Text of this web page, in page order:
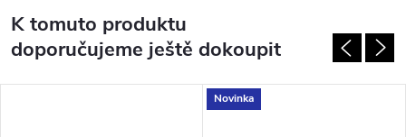
K tomuto produktu
doporučujeme ještě dokoupit
Novinka